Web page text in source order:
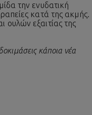
την ενυδατική
κατά της ακμής.
ουλών εξαιτίας της
κάποια νέα